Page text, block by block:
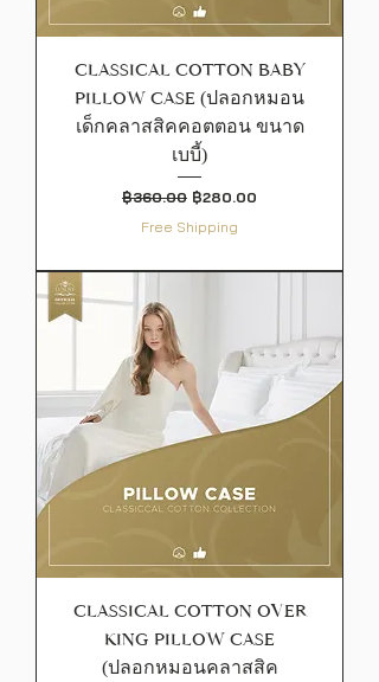
CLASSICAL COTTON BABY
PILLOW CASE (ปลอกหมอน
เด็กคลาสสิคคอตตอน ขนาด
เบบี้)
ราคาปกติ
฿360.00 ราคาขายลด
฿280.00
Free Shipping
CLASSICAL COTTON OVER
KING PILLOW CASE
(ปลอกหมอนคลาสสิค